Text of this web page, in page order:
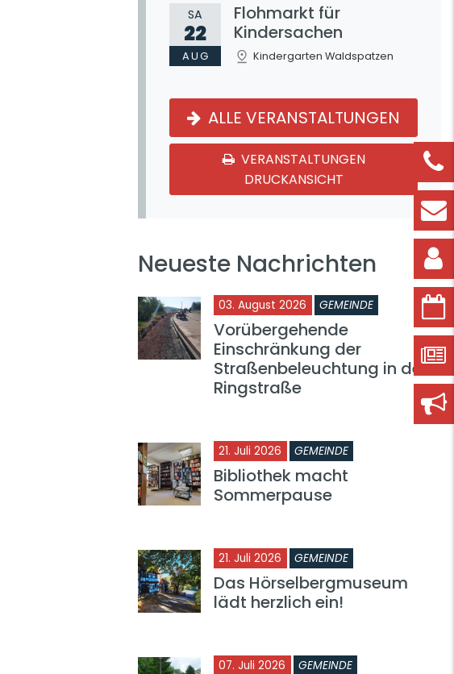
SA
22
AUG
Flohmarkt für
Kindersachen
Kindergarten Waldspatzen
ALLE VERANSTALTUNGEN
VERANSTALTUNGEN
DRUCKANSICHT
Neueste Nachrichten
03. August 2026 GEMEINDE
Vorübergehende
Einschränkung der
Straßenbeleuchtung in der
Ringstraße
21. Juli 2026 GEMEINDE
Bibliothek macht
Sommerpause
21. Juli 2026 GEMEINDE
Das Hörselbergmuseum
lädt herzlich ein!
07. Juli 2026 GEMEINDE